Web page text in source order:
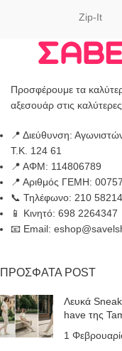
Zip-It
Προσφέρουμε τα
αξεσουάρ στις
📍 Διεύθυνση:
Τ.Κ. 124 61
📍 ΑΦΜ: 114806789
📍 Αριθμός ΓΕΜΗ:
📞 Τηλέφωνο: 210
📱 Κινητό: 698 2264347
📧 Email:
ΠΡΟΣΦΑΤΑ POST
Λευκά
have της
1